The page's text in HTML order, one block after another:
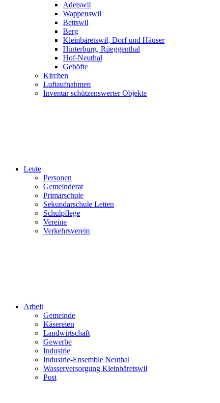
Adetswil
Wappenswil
Bettswil
Berg
Kleinbäretswil, Dorf und Häuser
Hinterburg, Rüeggenthal
Hof-Neuthal
Gehöfte
Kirchen
Luftaufnahmen
Inventar schützenswerter Objekte
Leute
Personen
Gemeinderat
Primarschule
Sekundarschule Letten
Schulpflege
Vereine
Verkehrsverein
Arbeit
Gemeinde
Käsereien
Landwirtschaft
Gewerbe
Industrie
Industrie-Ensemble Neuthal
Wasserversorgung Kleinbäretswil
Post